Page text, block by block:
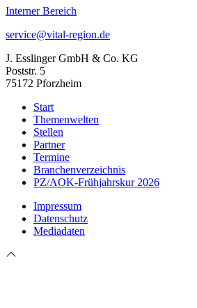
Interner Bereich
service@vital-region.de
J. Esslinger GmbH & Co. KG
Poststr. 5
75172 Pforzheim
Start
Themenwelten
Stellen
Partner
Termine
Branchenverzeichnis
PZ/AOK-Frühjahrskur 2026
Impressum
Datenschutz
Mediadaten